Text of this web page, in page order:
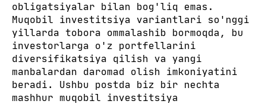
obligatsiyalar bilan bog'liq emas.
Muqobil investitsiya variantlari so'nggi
yillarda tobora ommalashib bormoqda, bu
investorlarga o'z portfellarini
diversifikatsiya qilish va yangi
manbalardan daromad olish imkoniyatini
beradi. Ushbu postda biz bir nechta
mashhur muqobil investitsiya